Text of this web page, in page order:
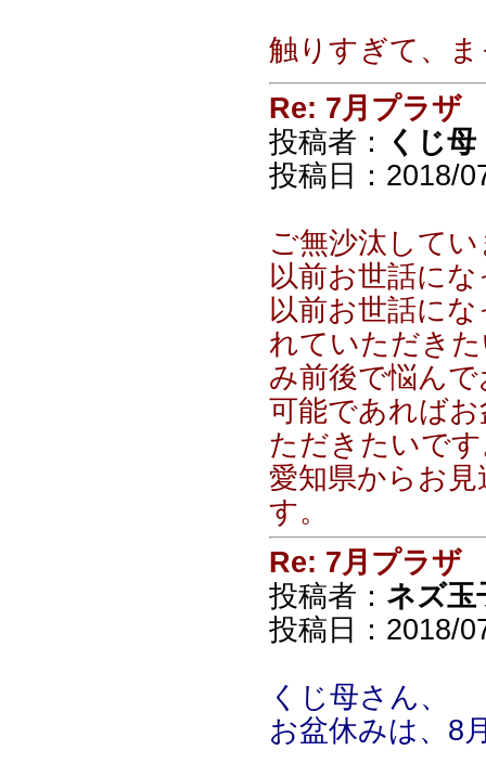
触りすぎて、
Re: 7月プラザ
投稿者：
くじ母
投稿日：2018/
ご無沙汰して
以前お世話に
以前お世話に
れていただき
み前後で悩ん
可能であれば
ただきたいで
愛知県からお
す。
Re: 7月プラザ
投稿者： ネズ玉
投稿日：2018/
くじ母さん、
お盆休みは、8